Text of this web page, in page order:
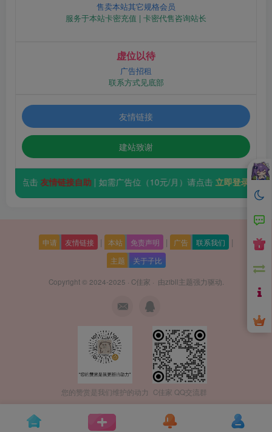
售卖本站其它规格会员
服务于本站卡密充值 | 卡密代售咨询站长
虚位以待
广告招租
联系方式见底部
友情链接
建站致谢
链接请点击友情链接自助 | 如需广告位（10元/月）请点击立即登录
申请 友情链接 | 本站 免责声明 | 广告 联系我们 |
主题 关于子比
Copyright © 2024-2025 · C佳家 · 由zibll主题强力驱动.
您的赞赏是我们维护的动力 C佳家 QQ交流群